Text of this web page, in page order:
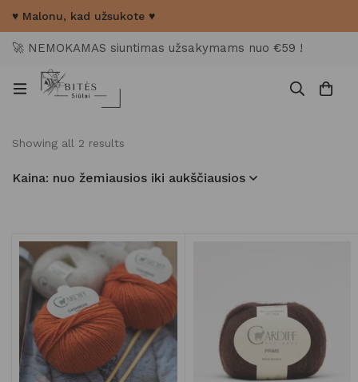
♥ Malonu, kad užsukote ♥
🚀 NEMOKAMAS siuntimas užsakymams nuo €59 !
Showing all 2 results
Kaina: nuo žemiausios iki aukščiausios